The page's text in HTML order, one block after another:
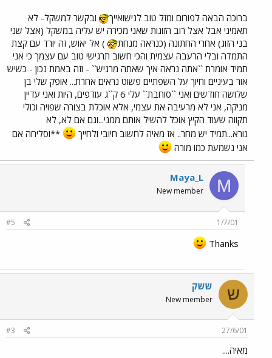
ברוכה הבאה לפורום ומזל טוב לנישואייך
ובקשר למשקל- לא
תאמיני אבל אצל רוב הזוגות שאני מכירה יש עליה במשקל (אצל שני
בני הזוג) אחרי החתונה (כנראה מנחת
) אל יאוש, זה יורד עם קצת
התמדה ובלי הרעבה עצמית והכי חשוב תרגישי טוב עם עצמך כי אני
תמיד אומרת ``אתה נראה איך שאתה מרגיש`` - וזה באמת נכון - כשיש
אור בעיניים וחיוך על השפתיים פשוט נראים אחרת... אופק שלי בן
שלושה חודשים ואני ``סוחבת`` עלי 6 ק``ג עודפים, היות ואני עדיין
מניקה, אני לא מרעיבה את עצמי, אלא אוכלת בצורה שפויה וכולי
תקווה שעוד הקיץ אוכל להשיל אותם ממני...וגם אם לא, לא
נורא...תמיד יש מחר.. אז מאיה לחשוב חיובי ולחייך
**וסליחה אם
אני נשמעת כמו מורה
M
Maya_L
New member
1/7/01
#5
Thanks
ש ששק
New member
27/6/01
#3
מאיה....